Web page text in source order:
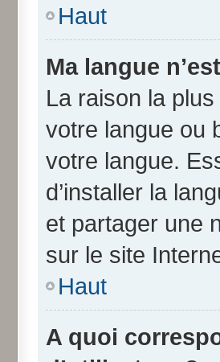
Haut
Ma langue
La raison la
votre langue ou
votre langue.
d’installer la
et partager une
sur le site
Haut
A quoi